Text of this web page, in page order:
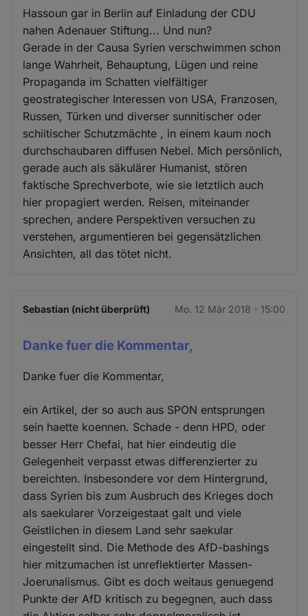
Hassoun gar in Berlin auf Einladung der CDU
nahen Adenauer Stiftung... Und nun?
Gerade in der Causa Syrien verschwimmen schon
lange Wahrheit, Behauptung, Lügen und reine
Propaganda im Schatten vielfältiger
geostrategischer Interessen von USA, Franzosen,
Russen, Türken und diverser sunnitischer oder
schiitischer Schutzmächte , in einem kaum noch
durchschaubaren diffusen Nebel. Mich persönlich,
gerade auch als säkulärer Humanist, stören
faktische Sprechverbote, wie sie letztlich auch
hier propagiert werden. Reisen, miteinander
sprechen, andere Perspektiven versuchen zu
verstehen, argumentieren bei gegensätzlichen
Ansichten, all das tötet nicht.
Sebastian (nicht überprüft) Mo. 12 Mär 2018 - 15:00
Danke fuer die Kommentar,
Danke fuer die Kommentar,
ein Artikel, der so auch aus SPON entsprungen
sein haette koennen. Schade - denn HPD, oder
besser Herr Chefai, hat hier eindeutig die
Gelegenheit verpasst etwas differenzierter zu
bereichten. Insbesondere vor dem Hintergrund,
dass Syrien bis zum Ausbruch des Krieges doch
als saekularer Vorzeigestaat galt und viele
Geistlichen in diesem Land sehr saekular
eingestellt sind. Die Methode des AfD-bashings
hier mitzumachen ist unreflektierter Massen-
Joerunalismus. Gibt es doch weitaus genuegend
Punkte der AfD kritisch zu begegnen, auch dass